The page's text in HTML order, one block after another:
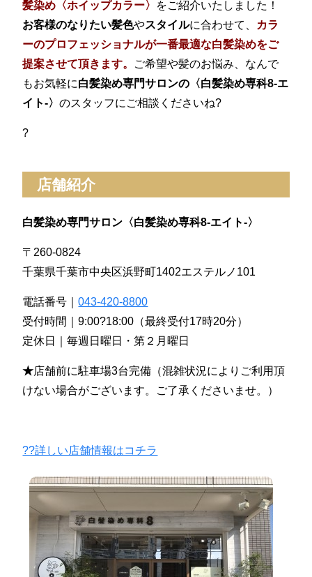
髪染め〈ホイップカラー〉 をご紹介いたしました！
お客様のなりたい髪色やスタイルに合わせて、 カラ
ーのプロフェッショナルが一番最適な白髪染めをご
提案させて頂きます。
ご希望や髪のお悩み、なんで
もお気軽に白髪染め専門サロンの〈白髪染め専科8-エ
イト-〉のスタッフにご相談くださいね?
?
店舗紹介
白髪染め専門サロン〈白髪染め専科8-エイト-〉
〒260-0824
千葉県千葉市中央区浜野町1402エステルノ101
電話番号｜043-420-8800
受付時間｜9:00?18:00（最終受付17時20分）
定休日｜毎週日曜日・第２月曜日
★店舗前に駐車場3台完備（混雑状況によりご利用頂
けない場合がございます。ご了承くださいませ。）
??詳しい店舗情報はコチラ